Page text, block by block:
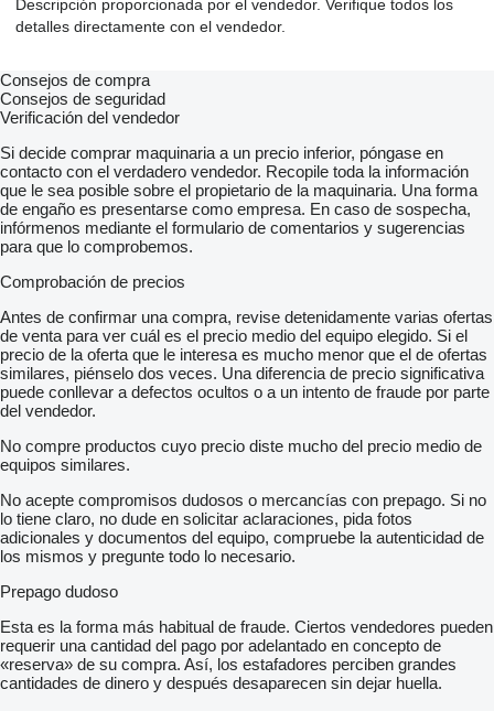
Descripción proporcionada por el vendedor. Verifique todos los
detalles directamente con el vendedor.
Consejos de compra
Consejos de seguridad
Verificación del vendedor
Si decide comprar maquinaria a un precio inferior, póngase en
contacto con el verdadero vendedor. Recopile toda la información
que le sea posible sobre el propietario de la maquinaria. Una forma
de engaño es presentarse como empresa. En caso de sospecha,
infórmenos mediante el formulario de comentarios y sugerencias
para que lo comprobemos.
Comprobación de precios
Antes de confirmar una compra, revise detenidamente varias ofertas
de venta para ver cuál es el precio medio del equipo elegido. Si el
precio de la oferta que le interesa es mucho menor que el de ofertas
similares, piénselo dos veces. Una diferencia de precio significativa
puede conllevar a defectos ocultos o a un intento de fraude por parte
del vendedor.
No compre productos cuyo precio diste mucho del precio medio de
equipos similares.
No acepte compromisos dudosos o mercancías con prepago. Si no
lo tiene claro, no dude en solicitar aclaraciones, pida fotos
adicionales y documentos del equipo, compruebe la autenticidad de
los mismos y pregunte todo lo necesario.
Prepago dudoso
Esta es la forma más habitual de fraude. Ciertos vendedores pueden
requerir una cantidad del pago por adelantado en concepto de
«reserva» de su compra. Así, los estafadores perciben grandes
cantidades de dinero y después desaparecen sin dejar huella.